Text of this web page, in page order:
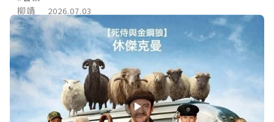
柳靖
2026.07.03